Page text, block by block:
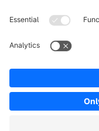
Terms &
Copyright ©